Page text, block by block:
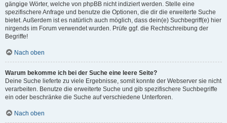
gängige Wörter, welche von phpBB nicht indiziert werden. Stelle eine
spezifischere Anfrage und benutze die Optionen, die dir die erweiterte Suche
bietet. Außerdem ist es natürlich auch möglich, dass dein(e) Suchbegriff(e) hier
nirgends im Forum verwendet wurden. Prüfe ggf. die Rechtschreibung der
Begriffe!
Nach oben
Warum bekomme ich bei der Suche eine leere Seite?
Deine Suche lieferte zu viele Ergebnisse, somit konnte der Webserver sie nicht
verarbeiten. Benutze die erweiterte Suche und gib spezifischere Suchbegriffe
ein oder beschränke die Suche auf verschiedene Unterforen.
Nach oben